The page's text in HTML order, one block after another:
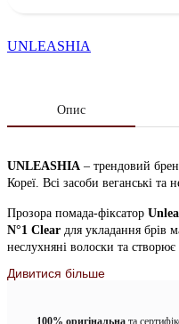
UNLEASHIA
Опис
UNLEASHIA – трендовий
Кореї. Всі засоби веганські та
Прозора помада-фіксатор
N°1 Clear для укладання брів
неслухняні волоски та
Помада не утворює грудочок,
Дивитися більше
100% оригінальна та